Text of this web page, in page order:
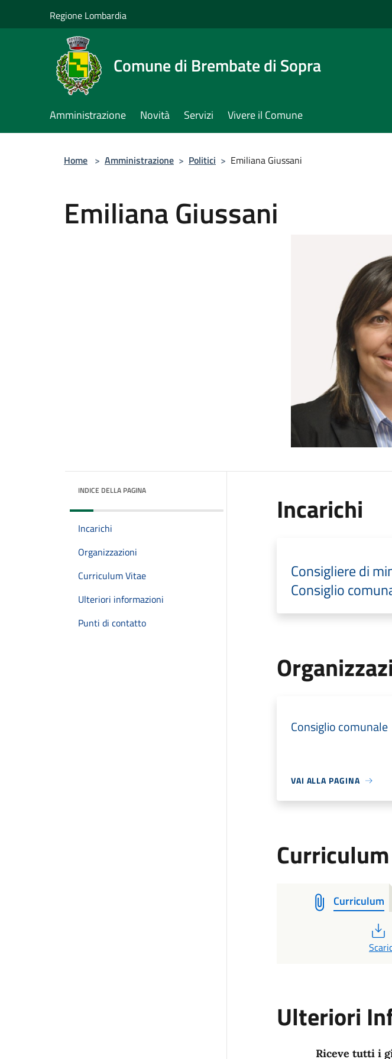
Regione Lombardia
Comune di Brembate di Sopra
Amministrazione Novità Servizi Vivere il Comune
Home > Amministrazione > Politici > Emiliana Giussani
Emiliana Giussani
INDICE DELLA PAGINA
Incarichi
Organizzazioni
Curriculum Vitae
Ulteriori informazioni
Punti di contatto
Incarichi
Consigliere di
Consiglio
Consiglio comunale
VAI ALLA PAGINA
Curriculum
PDF
Ulteriori
Riceve tutti i